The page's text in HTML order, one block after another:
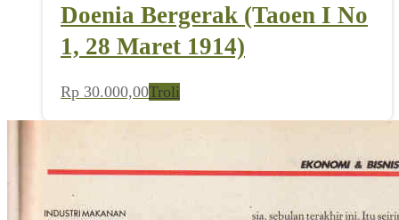
Doenia Bergerak (Taoen I No
1, 28 Maret 1914)
Rp 30.000,00Troli